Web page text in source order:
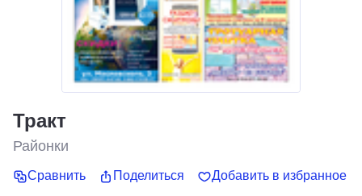
Тракт
Районки
Сравнить Поделиться Добавить в избранное